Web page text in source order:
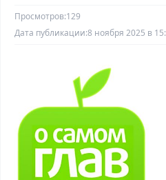
Просмотров:129
Дата публикации:8 ноября 2025 в